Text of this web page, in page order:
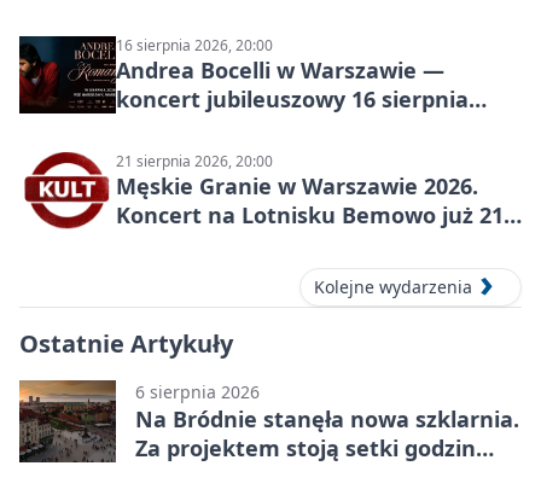
16 sierpnia 2026, 20:00
Andrea Bocelli w Warszawie —
koncert jubileuszowy 16 sierpnia
21 sierpnia 2026, 20:00
Męskie Granie w Warszawie 2026.
Koncert na Lotnisku Bemowo już 21
Kolejne wydarzenia
Ostatnie Artykuły
6 sierpnia 2026
Na Bródnie stanęła nowa szklarnia.
Za projektem stoją setki godzin